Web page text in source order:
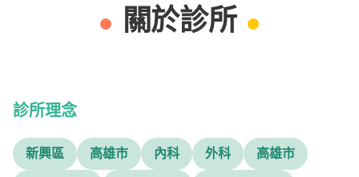
關於診所
診所理念
新興區 高雄市 內科 外科 高雄市